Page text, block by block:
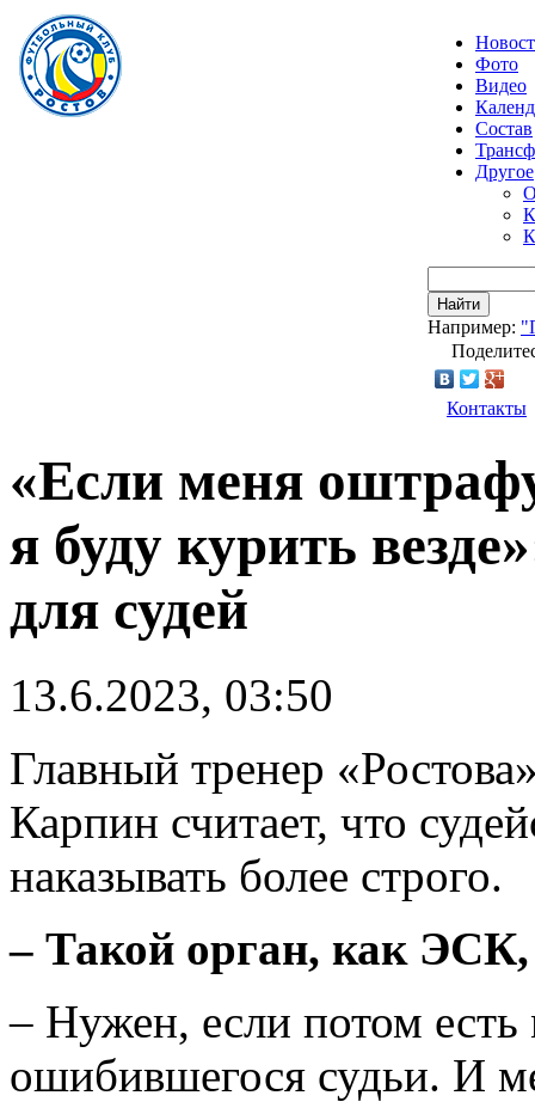
Фото
Видео
Состав
Другое
Найти
Например:
Контакты
«Если меня
я буду курить
для судей
13.6.2023, 03:50
Главный тренер
Карпин считает, что
наказывать более строго.
– Такой орган, как
– Нужен, если потом есть
ошибившегося судьи. И